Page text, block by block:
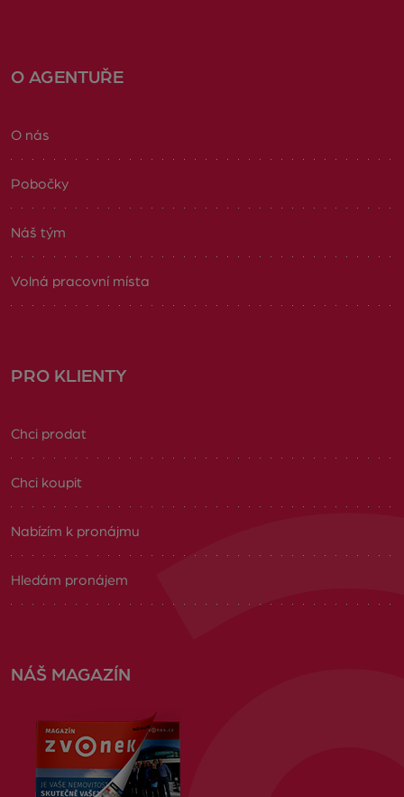
O AGENTUŘE
O nás
Pobočky
Náš tým
Volná pracovní místa
PRO KLIENTY
Chci prodat
Chci koupit
Nabízím k pronájmu
Hledám pronájem
NÁŠ MAGAZÍN